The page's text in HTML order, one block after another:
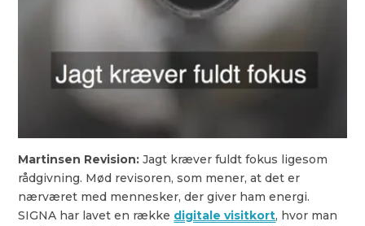
Martinsen Revision: Jagt kræver fuldt fokus ligesom
rådgivning. Mød revisoren, som mener, at det er
nærværet med mennesker, der giver ham energi.
SIGNA har lavet en række digitale visitkort, hvor man